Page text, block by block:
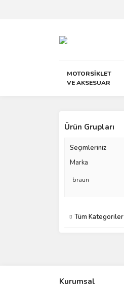
MOTORSİKLET
VE AKSESUAR
Ürün Grupları
Seçimleriniz
Marka
braun
Tüm Kategoriler
Kurumsal